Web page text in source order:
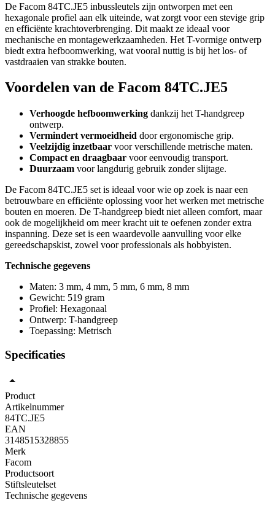
De Facom 84TC.JE5 inbussleutels zijn ontworpen met een
hexagonale profiel aan elk uiteinde, wat zorgt voor een stevige grip
en efficiënte krachtoverbrenging. Dit maakt ze ideaal voor
mechanische en montagewerkzaamheden. Het T-vormige ontwerp
biedt extra hefboomwerking, wat vooral nuttig is bij het los- of
vastdraaien van strakke bouten.
Voordelen van de Facom 84TC.JE5
Verhoogde hefboomwerking dankzij het T-handgreep
ontwerp.
Vermindert vermoeidheid door ergonomische grip.
Veelzijdig inzetbaar voor verschillende metrische maten.
Compact en draagbaar voor eenvoudig transport.
Duurzaam voor langdurig gebruik zonder slijtage.
De Facom 84TC.JE5 set is ideaal voor wie op zoek is naar een
betrouwbare en efficiënte oplossing voor het werken met metrische
bouten en moeren. De T-handgreep biedt niet alleen comfort, maar
ook de mogelijkheid om meer kracht uit te oefenen zonder extra
inspanning. Deze set is een waardevolle aanvulling voor elke
gereedschapskist, zowel voor professionals als hobbyisten.
Technische gegevens
Maten: 3 mm, 4 mm, 5 mm, 6 mm, 8 mm
Gewicht: 519 gram
Profiel: Hexagonaal
Ontwerp: T-handgreep
Toepassing: Metrisch
Specificaties
Product
Artikelnummer
84TC.JE5
EAN
3148515328855
Merk
Facom
Productsoort
Stiftsleutelset
Technische gegevens